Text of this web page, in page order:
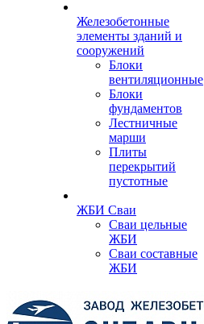
Железобетонные
элементы зданий и
сооружений
Блоки
вентиляционные
Блоки
фундаментов
Лестничные
марши
Плиты
перекрытий
пустотные
ЖБИ Сваи
Сваи цельные
ЖБИ
Сваи составные
ЖБИ